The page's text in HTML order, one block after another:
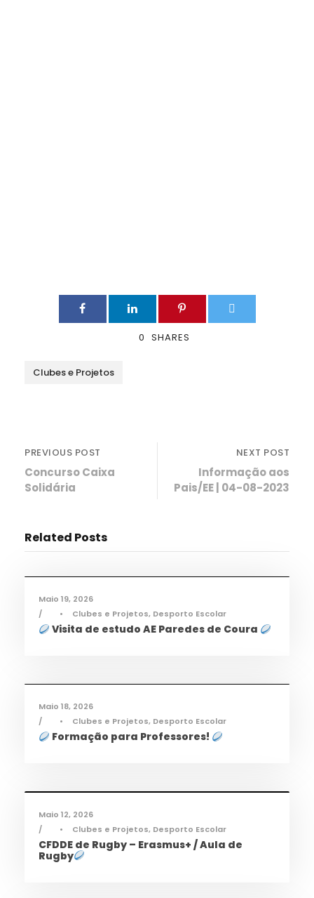
0 SHARES
Clubes e Projetos
PREVIOUS POST
Concurso Caixa
Solidária
NEXT POST
Informação aos
Pais/EE | 04-08-2023
Related Posts
Desporto,Notícias
Maio 19, 2026
•
Clubes e Projetos, Desporto Escolar
Visita de estudo AE Paredes de Coura
Maio 18, 2026
•
Clubes e Projetos, Desporto Escolar
Formação para Professores!
Maio 12, 2026
•
Clubes e Projetos, Desporto Escolar
CFDDE de Rugby – Erasmus+ / Aula de
Rugby